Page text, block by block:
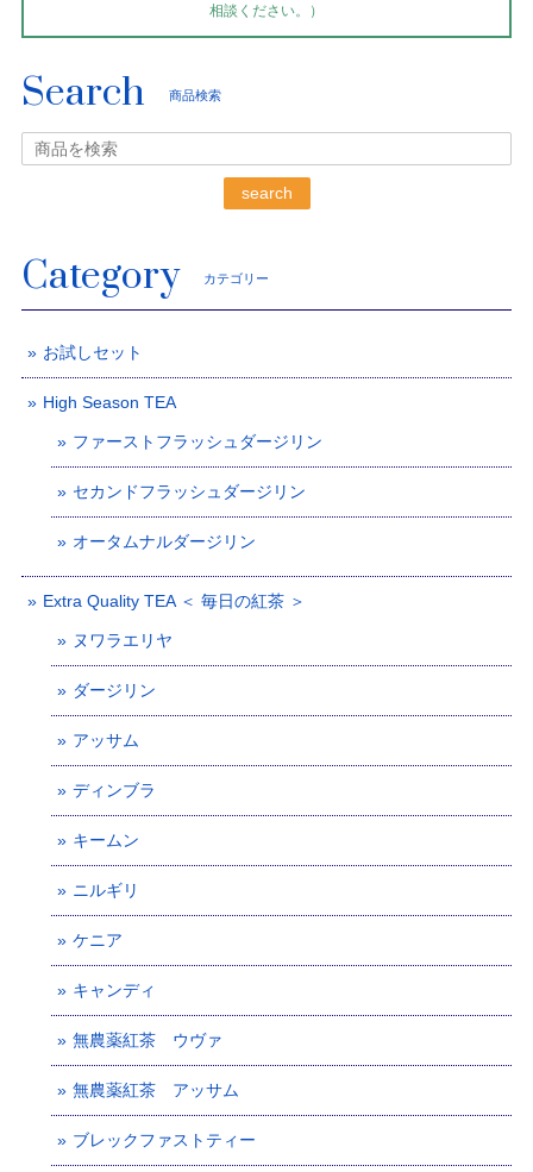
相談ください。）
Search 商品検索
search
Category カテゴリー
お試しセット
High Season TEA
ファーストフラッシュダージリン
セカンドフラッシュダージリン
オータムナルダージリン
Extra Quality TEA ＜ 毎日の紅茶 ＞
ヌワラエリヤ
ダージリン
アッサム
ディンブラ
キームン
ニルギリ
ケニア
キャンディ
無農薬紅茶 ウヴァ
無農薬紅茶 アッサム
ブレックファストティー